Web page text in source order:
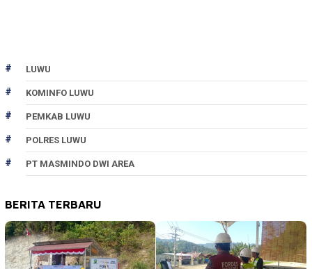
LUWU
KOMINFO LUWU
PEMKAB LUWU
POLRES LUWU
PT MASMINDO DWI AREA
BERITA TERBARU